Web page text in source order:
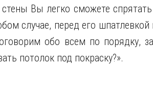
Вы легко сможете
случае, перед его
обо всем по порядку,
потолок под покраску?».